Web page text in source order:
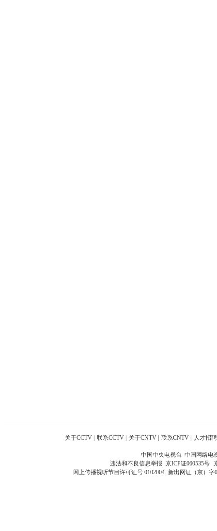
关于CCTV 联系CCTV 关于CNTV 联系CNTV 人才招聘
中国中央电视台 中国网络电
违法和不良信息举报 京ICP证060535号
网上传播视听节目许可证号 0102004 新出网证（京）